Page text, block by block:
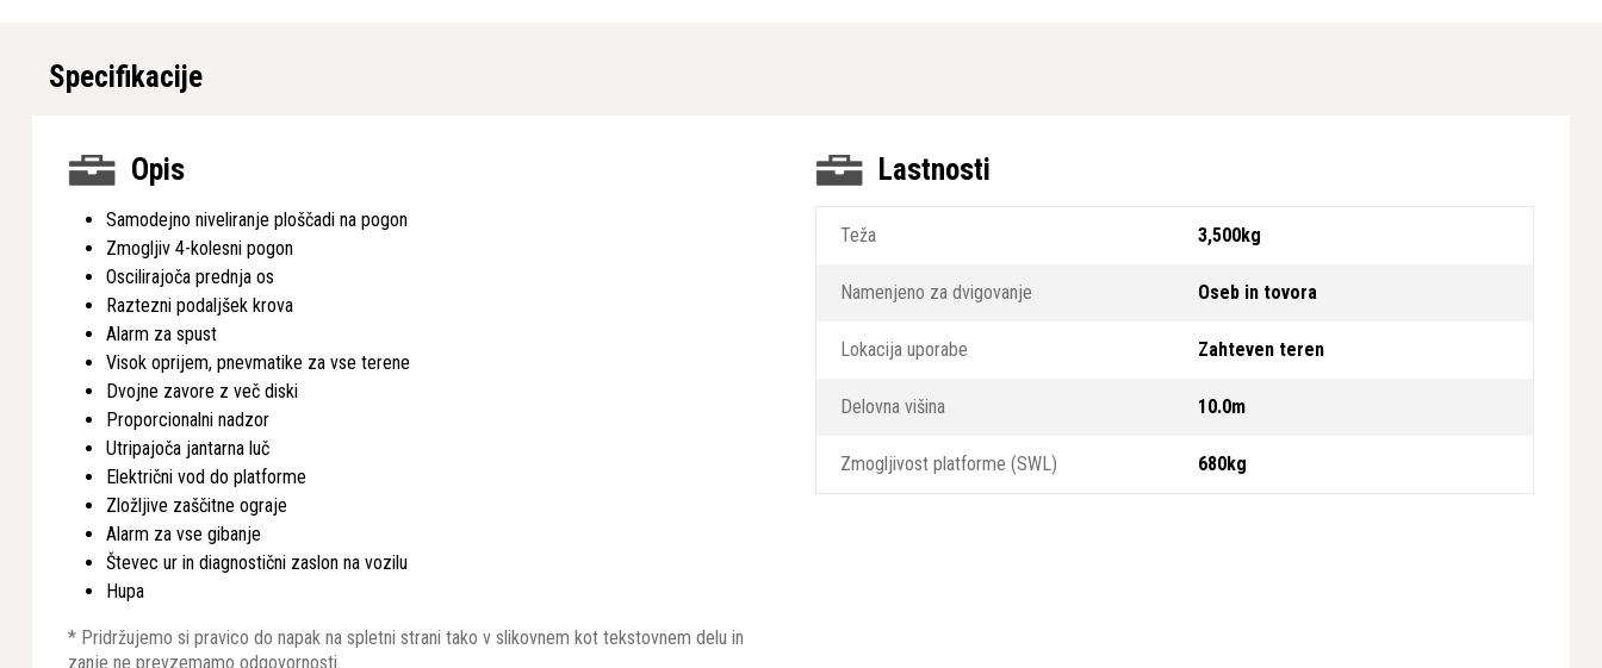
Specifikacije
Opis
Samodejno niveliranje ploščadi na pogon
Zmogljiv 4-kolesni pogon
Oscilirajoča prednja os
Raztezni podaljšek krova
Alarm za spust
Visok oprijem, pnevmatike za vse terene
Dvojne zavore z več diski
Proporcionalni nadzor
Utripajoča jantarna luč
Električni vod do platforme
Zložljive zaščitne ograje
Alarm za vse gibanje
Števec ur in diagnostični zaslon na vozilu
Hupa
* Pridržujemo si pravico do napak na spletni strani tako v slikovnem kot tekstovnem delu in
zanje ne prevzemamo odgovornosti.
Lastnosti
Teža 3,500kg
Namenjeno za dvigovanje Oseb in tovora
Lokacija uporabe Zahteven teren
Delovna višina 10.0m
Zmogljivost platforme (SWL) 680kg